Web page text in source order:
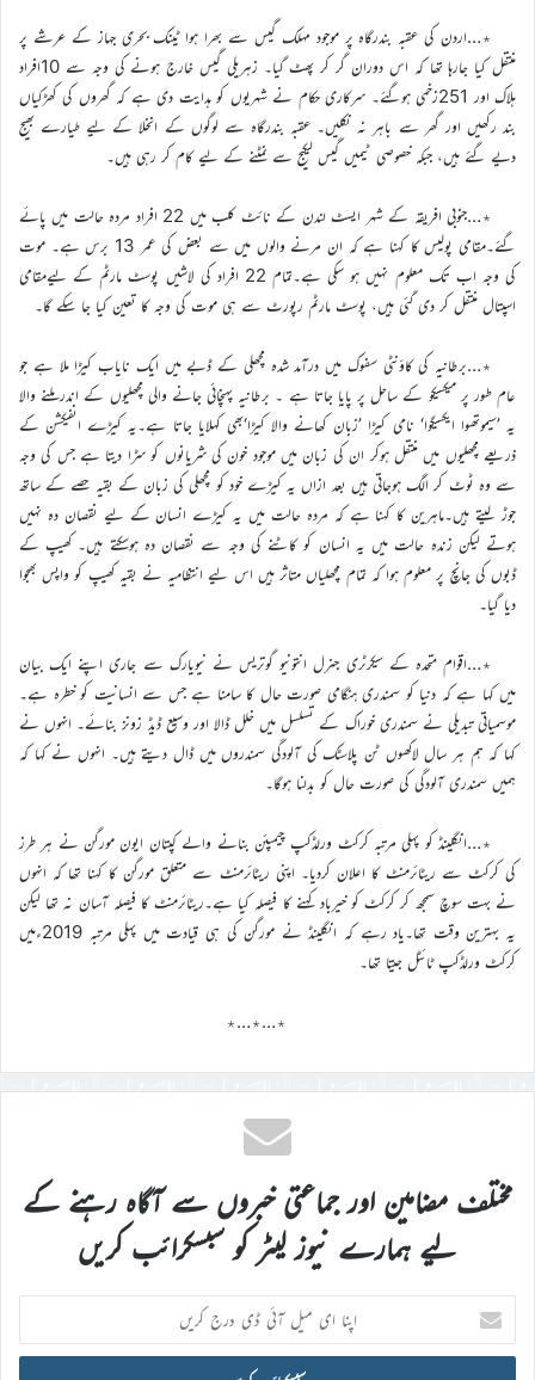
٭…اردن کی عقبہ بندرگاہ پر موجود مہلک گیس سے بھرا ہوا ٹینک بحری جہاز کے عرشے پر
منتقل کیا جارہا تھا کہ اس دوران گر کر پھٹ گیا۔ زہریلی گیس خارج ہونے کی وجہ سے 10افراد
ہلاک اور 251زخمی ہوگئے۔ سرکاری حکام نے شہریوں کو ہدایت دی ہے کہ گھروں کی کھڑکیاں
بند رکھیں اور گھر سے باہر نہ نکلیں۔ عقبہ بندرگاہ سے لوگوں کے انخلا کے لیے طیارے بھیج
دیے گئے ہیں، جبکہ خصوصی ٹیمیں گیس لیکیج سے نمٹنے کے لیے کام کر رہی ہیں۔
٭…جنوبی افریقہ کے شہر ایسٹ لندن کے نائٹ کلب میں 22 افراد مردہ حالت میں پائے
گئے۔مقامی پولیس کا کہنا ہے کہ ان مرنے والوں میں سے بعض کی عمر 13 برس ہے۔ موت
کی وجہ اب تک معلوم نہیں ہو سکی ہے۔تمام 22 افراد کی لاشیں پوسٹ مارٹم کے لیےمقامی
اسپتال منتقل کر دی گئی ہیں، پوسٹ مارٹم رپورٹ سے ہی موت کی وجہ کا تعین کیا جا سکے گا۔
٭…برطانیہ کی کاؤنٹی سفوک میں درآمد شدہ مچھلی کے ڈبے میں ایک نایاب کیڑا ملا ہے جو
عام طور پر میکسیکو کے ساحل پر پایا جاتا ہے ۔ برطانیہ پہنچائی جانے والی مچھلیوں کے اندر ملنے والا
یہ ’سیموتھوا ایکسیگوا‘ نامی کیڑا ’زبان کھانے والا کیڑا‘بھی کہلایا جاتا ہے۔یہ کیڑے انفیکشن کے
ذریعے مچھلیوں میں منتقل ہوکر ان کی زبان میں موجود خون کی شریانوں کو سڑا دیتا ہے جس کی وجہ
سے وہ ٹوٹ کر الگ ہوجاتی ہیں بعد ازاں یہ کیڑے خود کو مچھلی کی زبان کے بقیہ حصے کے ساتھ
جوڑ لیتے ہیں۔ماہرین کا کہنا ہے کہ مردہ حالت میں یہ کیڑے انسان کے لیے نقصان دہ نہیں
ہوتے لیکن زندہ حالت میں یہ انسان کو کاٹنے کی وجہ سے نقصان دہ ہوسکتے ہیں۔ کھیپ کے
ڈبوں کی جانچ پر معلوم ہوا کہ تمام مچھلیاں متاثر ہیں اس لیے انتظامیہ نے بقیہ کھیپ کو واپس بھجوا
دیا گیا۔
٭…اقوام متحدہ کے سیکرٹری جنرل انتونیو گوتریس نے نیویارک سے جاری اپنے ایک بیان
میں کہا ہے کہ دنیا کو سمندری ہنگامی صورت حال کا سامنا ہے جس سے انسانیت کو خطرہ ہے۔
موسمیاتی تبدیلی نے سمندری خوراک کے تسلسل میں خلل ڈالا اور وسیع ڈیڈ زونز بنائے۔ انہوں نے
کہا کہ ہم ہر سال لاکھوں ٹن پلاسٹک کی آلودگی سمندروں میں ڈال دیتے ہیں۔ انہوں نے کہا کہ
ہمیں سمندری آلودگی کی صورت حال کو بدلنا ہوگا۔
٭…انگلینڈ کو پہلی مرتبہ کرکٹ ورلڈکپ چیمپئن بنانے والے کپتان ایون مورگن نے ہر طرز
کی کرکٹ سے ریٹائرمنٹ کا اعلان کردیا۔ اپنی ریٹائرمنٹ سے متعلق مورگن کا کہنا تھا کہ انہوں
نے بہت سوچ سمجھ کر کرکٹ کو خیرباد کہنے کا فیصلہ کیا ہے۔ریٹائرمنٹ کا فیصلہ آسان نہ تھا لیکن
یہ بہترین وقت تھا۔یاد رہے کہ انگلینڈ نے مورگن کی ہی قیادت میں پہلی مرتبہ 2019ءمیں
کرکٹ ورلڈکپ ٹائٹل جیتا تھا۔
٭…٭…٭
مختلف مضامین اور جماعتی خبروں سے آگاہ رہنے کے
لیے ہمارے نیوز لیٹر کو سبسکرائب کریں
اپنا
ای
میل